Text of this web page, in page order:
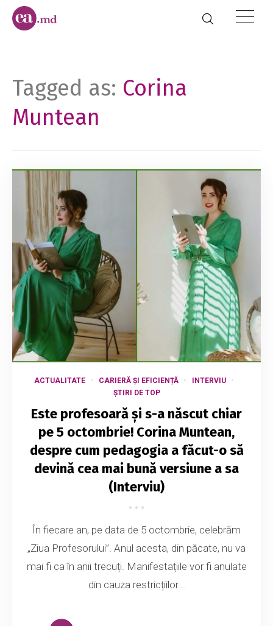
Tagged as: Corina
Muntean
ACTUALITATE CARIERĂ ȘI EFICIENȚĂ
INTERVIU
ȘTIRI DE TOP
Este profesoară și s-a născut chiar
pe 5 octombrie! Corina Muntean,
despre cum pedagogia a făcut-o să
devină cea mai bună versiune a sa
(Interviu)
În fiecare an, pe data de 5 octombrie, celebrăm
„Ziua Profesorului”. Anul acesta, din păcate, nu va
mai fi ca în anii trecuți. Manifestațiile vor fi anulate
din cauza restricțiilor...